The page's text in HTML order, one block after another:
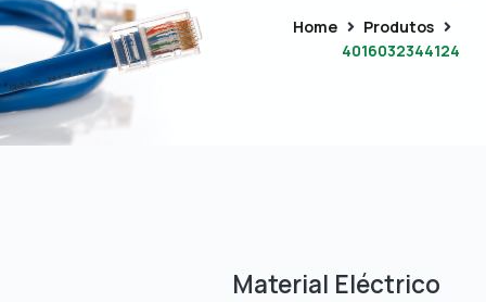
Home
Produtos
4016032344124
Material Eléctrico